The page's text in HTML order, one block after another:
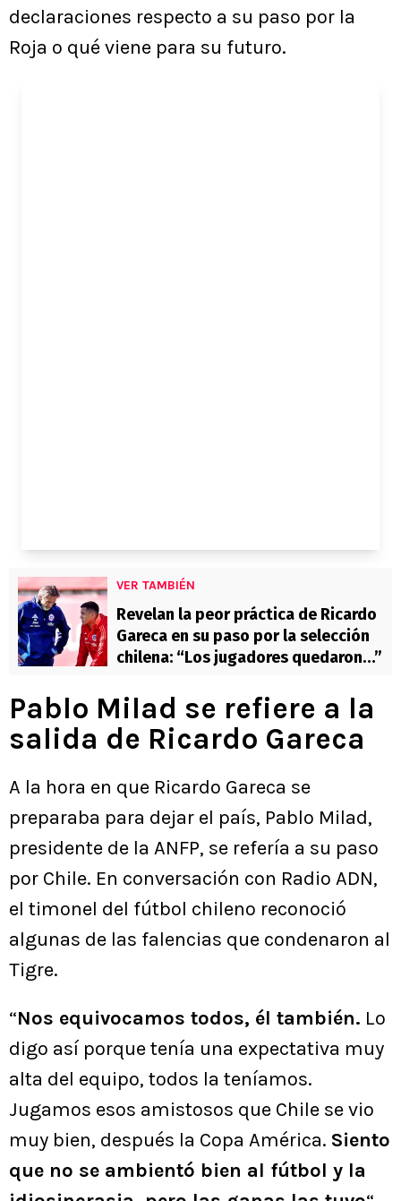
declaraciones respecto a su paso por la
Roja o qué viene para su futuro.
VER TAMBIÉN
Revelan la peor práctica de Ricardo
Gareca en su paso por la selección
chilena: “Los jugadores quedaron…”
Pablo Milad se refiere a la
salida de Ricardo Gareca
A la hora en que Ricardo Gareca se
preparaba para dejar el país, Pablo Milad,
presidente de la ANFP, se refería a su paso
por Chile. En conversación con Radio ADN,
el timonel del fútbol chileno reconoció
algunas de las falencias que condenaron al
Tigre.
“Nos equivocamos todos, él también. Lo
digo así porque tenía una expectativa muy
alta del equipo, todos la teníamos.
Jugamos esos amistosos que Chile se vio
muy bien, después la Copa América. Siento
que no se ambientó bien al fútbol y la